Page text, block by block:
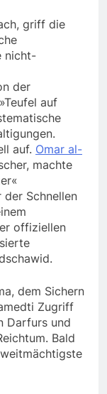
griff die
nicht-
der
auf
auf. Omar al-
machte
der Schnellen
offiziellen
dem Sichern
Zugriff
Darfurs und
Bald